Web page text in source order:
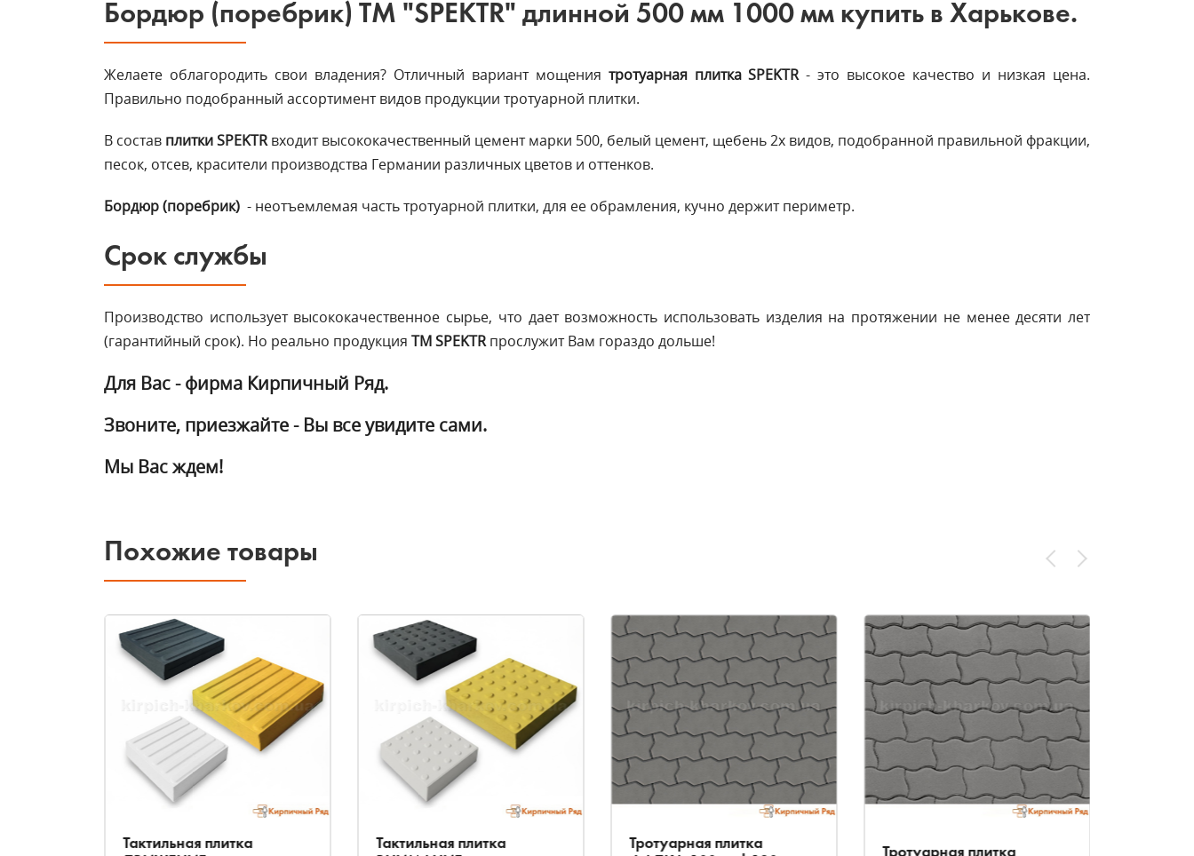
Бордюр (поребрик) ТМ "SPEKTR" длинной 500 мм 1000 мм купить в Харькове.
Желаете облагородить свои владения? Отличный вариант мощения тротуарная плитка SPEKTR- это высокое качество и низкая цена.
Правильно подобранный ассортимент видов продукции тротуарной плитки.
В состав плитки SPEKTRвходит высококачественный цемент марки 500, белый цемент, щебень 2х видов, подобранной правильной фракции,
песок, отсев, красители производства Германии различных цветов и оттенков.
Бордюр (поребрик) - неотъемлемая часть тротуарной плитки, для ее обрамления, кучно держит периметр.
Срок службы
Производство использует высококачественное сырье, что дает возможность использовать изделия на протяжении не менее десяти лет
(гарантийный срок). Но реально продукция ТМ SPEKTRпрослужит Вам гораздо дольше!
Для Вас - фирма Кирпичный Ряд.
Звоните, приезжайте - Вы все увидите сами.
Мы Вас ждем!
Похожие товары
Тактильная плитка
Тактильная плитка
Тротуарная плитка
Тротуарная плитка